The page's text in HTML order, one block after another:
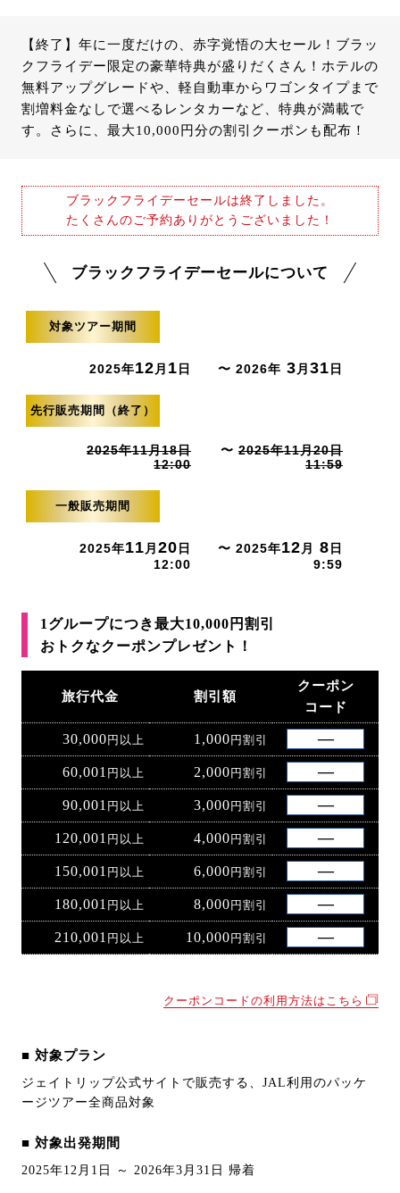
【終了】年に一度だけの、赤字覚悟の大セール！ブラッ
クフライデー限定の豪華特典が盛りだくさん！ホテルの
無料アップグレードや、軽自動車からワゴンタイプまで
割増料金なしで選べるレンタカーなど、特典が満載で
す。さらに、最大10,000円分の割引クーポンも配布！
ブラックフライデーセールは終了しました。
たくさんのご予約ありがとうございました！
ブラックフライデーセールについて
対象ツアー期間
2025年12 月 1 日 〜 2026年 3 月 31 日
先行販売期間（終了）
2025年11月18日
12:00
〜 2025年11月20日
11:59
一般販売期間
2025年11 月 20 日
12:00
〜 2025年12 月 8 日
9:59
1グループにつき最大10,000円割引
おトクなクーポンプレゼント！
旅行代金 割引額
クーポン
コード
30,000 円以上 1,000 円割引
60,001 円以上 2,000 円割引
90,001 円以上 3,000 円割引
120,001 円以上 4,000 円割引
150,001 円以上 6,000 円割引
180,001 円以上 8,000 円割引
210,001 円以上 10,000 円割引
クーポンコードの利用方法はこちら
■ 対象プラン
ジェイトリップ公式サイトで販売する、JAL利用のパッケ
ージツアー全商品対象
■ 対象出発期間
2025年12月1日 ～ 2026年3月31日 帰着